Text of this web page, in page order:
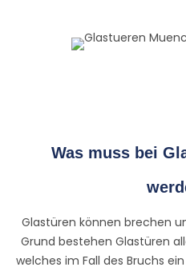
Was muss bei
Glastüren können brechen
Grund bestehen Glastüren
welches im Fall des Bruchs